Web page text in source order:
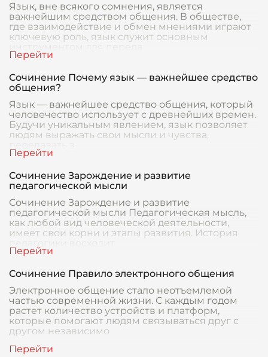
Язык, вне всякого сомнения, является
важнейшим средством общения. В обществе,
где взаимодействие и обмен мнениями играют
ключевую роль, язык служит основным
Сочинение Почему язык — важнейшее средство
общения?
Язык — важнейшее средство общения, который
человечество использует с древнейших времен.
Будучи уникальным явлением, язык позволяет
людям выражать свои мысли и чувства,
Сочинение Зарождение и развитие
педагогической мысли
Сочинение Зарождение и развитие
педагогической мысли Педагогическая мысль,
как любой вид человеческой деятельности,
имеет свои корни и этапы развития. История
Сочинение Правило электронного общения
Электронное общение стало неотъемлемой
частью современной жизни. С каждым годом
растет количество устройств и платформ,
которые помогают людям связываться друг с
другом независимо